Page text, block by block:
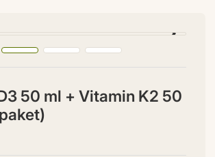
50 ml + Vitamin K2 50